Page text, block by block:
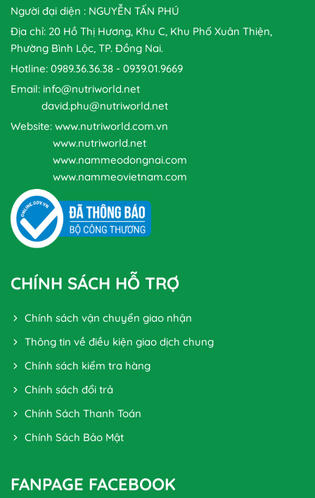
Người đại diện : NGUYỄN TẤN PHÚ
Địa chỉ: 20 Hồ Thị Hương, Khu C, Khu Phố Xuân Thiện,
Phường Bình Lộc, TP. Đồng Nai.
Hotline: 0989.36.36.38 - 0939.01.9669
Email: info@nutriworld.net
david.phu@nutriworld.net
Website: www.nutriworld.com.vn
www.nutriworld.net
www.nammeodongnai.com
www.nammeovietnam.com
CHÍNH SÁCH HỖ TRỢ
Chính sách vận chuyển giao nhận
Thông tin về điều kiện giao dịch chung
Chính sách kiểm tra hàng
Chính sách đổi trả
Chính Sách Thanh Toán
Chính Sách Bảo Mật
FANPAGE FACEBOOK